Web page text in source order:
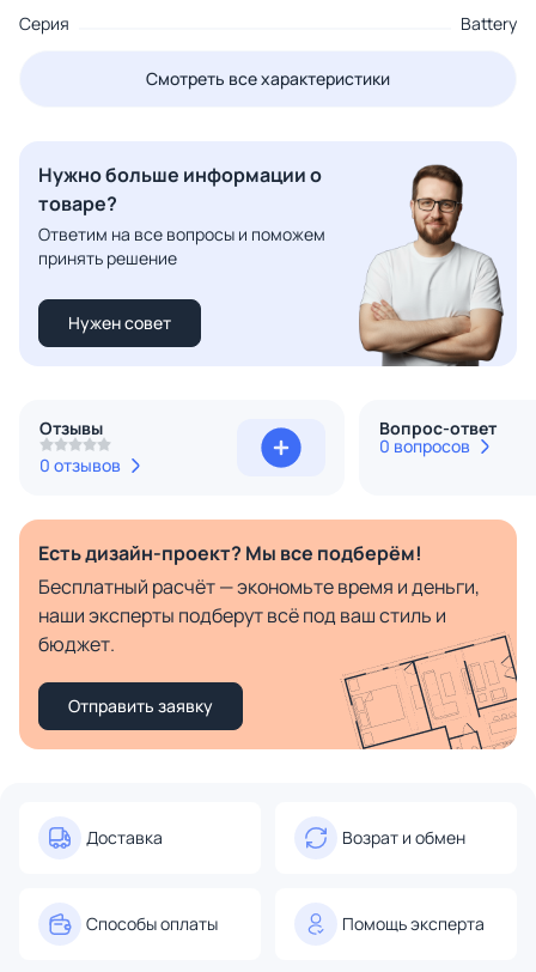
Серия
Battery
Смотреть все характеристики
Нужно больше информации о
товаре?
Ответим на все вопросы и поможем
принять решение
Нужен совет
Отзывы
0 отзывов
Вопрос-ответ
0 вопросов
Есть дизайн-проект? Мы все подберём!
Бесплатный расчёт — экономьте время и деньги,
наши эксперты подберут всё под ваш стиль и
бюджет.
Отправить заявку
Доставка Возрат и обмен
Способы оплаты Помощь эксперта